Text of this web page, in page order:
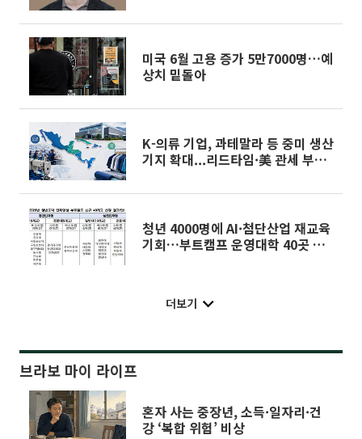
미국 6월 고용 증가 5만7000명…예
상치 밑돌아
K-의류 기업, 과테말라 등 중미 생산
기지 확대...리드타임·美 관세 부담
청년 4000명에 AI·첨단산업 재교육
기회…부트캠프 운영대학 40곳 선
더보기
브라보 마이 라이프
혼자 사는 중장년, 소득·일자리·건
강 ‘복합 위험’ 비상